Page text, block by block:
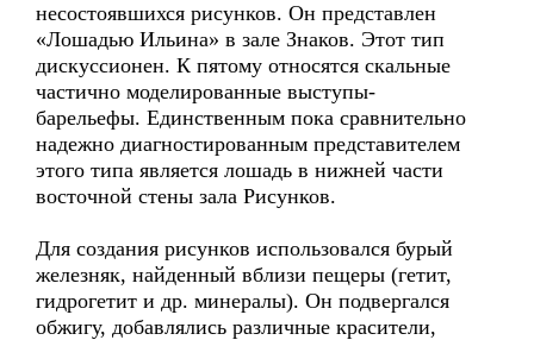
несостоявшихся рисунков. Он представлен
«Лошадью Ильина» в зале Знаков. Этот тип
дискуссионен. К пятому относятся скальные
частично моделированные выступы-
барельефы. Единственным пока сравнительно
надежно диагностированным представителем
этого типа является лошадь в нижней части
восточной стены зала Рисунков.
Для создания рисунков использовался бурый
железняк, найденный вблизи пещеры (гетит,
гидрогетит и др. минералы). Он подвергался
обжигу, добавлялись различные красители,